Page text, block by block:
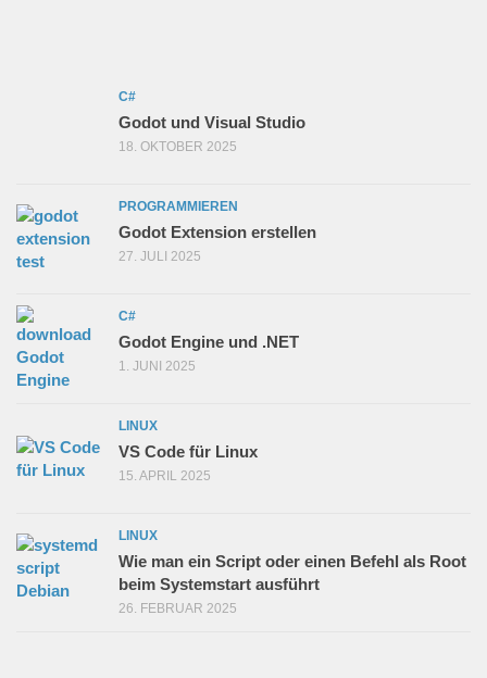
C#
Godot und Visual Studio
18. OKTOBER 2025
PROGRAMMIEREN
Godot Extension erstellen
27. JULI 2025
C#
Godot Engine und .NET
1. JUNI 2025
LINUX
VS Code für Linux
15. APRIL 2025
LINUX
Wie man ein Script oder einen Befehl als Root
beim Systemstart ausführt
26. FEBRUAR 2025